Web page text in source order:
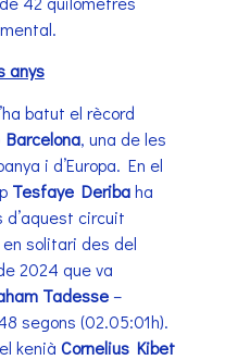
anys
batut el rècord
, una de les
i d’Europa. En el
Tesfaye Deribaha
d’aquest circuit
solitari des del
2024 que va
Tadesse–
segons (02.05:01h).
kenià Cornelius Kibet